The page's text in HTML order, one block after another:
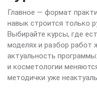
Главное — формат
навык строится только
Выбирайте курсы, где
моделях и разбор
актуальность
и косметологии
методички уже